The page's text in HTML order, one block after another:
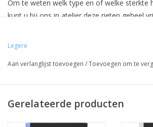
Om te weten welk type en of welke sterkte
kunt u bij ons in atelier deze rieten geheel
Koop nu dit kunststof riet met 30 dagen
Legere
Aan verlanglijst toevoegen /Toevoegen om te
Gerelateerde producten